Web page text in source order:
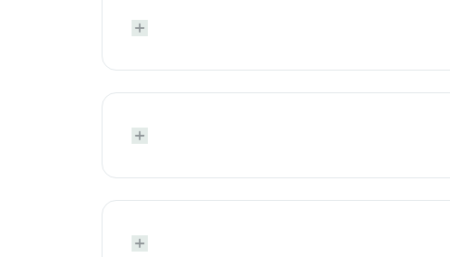





